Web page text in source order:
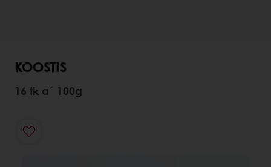
KOOSTIS
16 tk a´ 100g